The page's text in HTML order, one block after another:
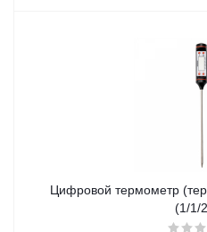
Цифровой термометр
(1/1/